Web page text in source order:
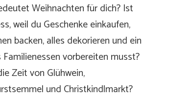
Weihnachten für dich? Ist
weil du Geschenke einkaufen,
backen, alles dekorieren und ein
vorbereiten musst?
Zeit von Glühwein,
und Christkindlmarkt?